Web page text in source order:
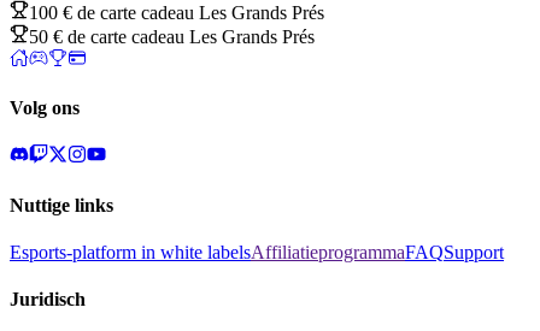
100 € de carte cadeau Les Grands Prés
50 € de carte cadeau Les Grands Prés
Volg ons
Nuttige links
Esports-platform in white labelsAffiliatieprogrammaFAQSupport
Juridisch